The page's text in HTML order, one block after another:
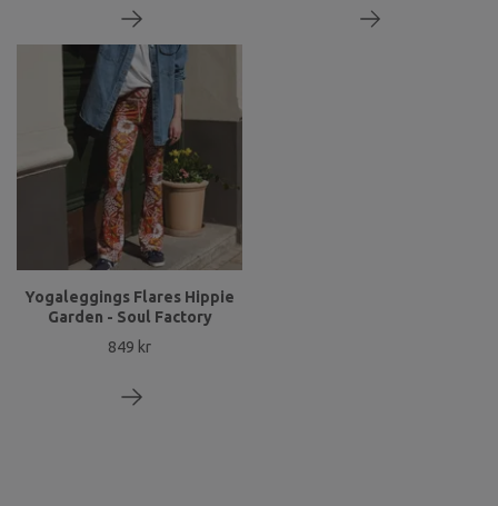
Yogaleggings Flares Hippie
Garden - Soul Factory
849 kr